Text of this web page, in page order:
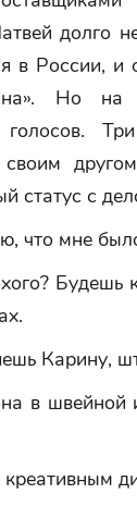
долго
в России, и
Но на
голосов.
своим
статус с
что мне
Карину,
в швейной